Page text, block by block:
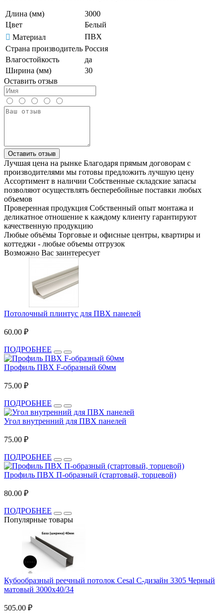
Длина (мм)
3000
Цвет
Белый
Материал
ПВХ
Страна производитель Россия
Влагостойкость
да
Ширина (мм)
30
Оставить отзыв
Оставить отзыв
Лучшая цена на рынке Благодаря прямым договорам с
производителями мы готовы предложить лучшую цену
Ассортимент в наличии Собственные складские запасы
позволяют осуществлять бесперебойные поставки любых
объемов
Проверенная продукция Собственный опыт монтажа и
деликатное отношение к каждому клиенту гарантируют
качественную продукцию
Любые объёмы Торговые и офисные центры, квартиры и
коттеджи - любые объемы отгрузок
Возможно Вас заинтересует
Потолочный плинтус для ПВХ панелей
60.00 ₽
ПОДРОБНЕЕ
Профиль ПВХ F-образный 60мм
75.00 ₽
ПОДРОБНЕЕ
Угол внутренний для ПВХ панелей
75.00 ₽
ПОДРОБНЕЕ
Профиль ПВХ П-образный (стартовый, торцевой)
80.00 ₽
ПОДРОБНЕЕ
Популярные товары
Кубообразный реечный потолок Cesal C-дизайн 3305 Черный
матовый 3000х40/34
505.00 ₽